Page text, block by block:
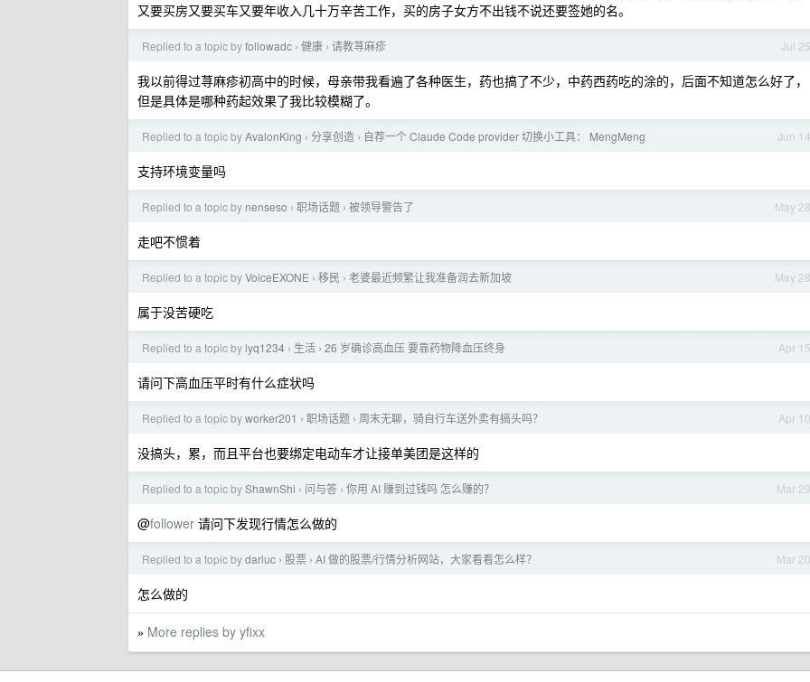
又要买房又要买车又要年收入几十万辛苦工作，买的房子女方不出钱不说还要签她的名。
Jul 25
Replied to a topic byfollowadc › 健康 › 请教荨麻疹
我以前得过荨麻疹初高中的时候，母亲带我看遍了各种医生，药也搞了不少，中药西药吃的涂的，后面不知道怎么好了，
但是具体是哪种药起效果了我比较模糊了。
Jun 14
Replied to a topic byAvalonKing › 分享创造 › 自荐一个 Claude Code provider 切换小工具： MengMeng
支持环境变量吗
May 28
Replied to a topic by nenseso › 职场话题 › 被领导警告了
走吧不惯着
May 28
Replied to a topic byVoiceEXONE › 移民 › 老婆最近频繁让我准备润去新加坡
属于没苦硬吃
Apr 15
Replied to a topic by lyq1234 › 生活 › 26 岁确诊高血压 要靠药物降血压终身
请问下高血压平时有什么症状吗
Apr 10
Replied to a topic byworker201 › 职场话题 › 周末无聊，骑自行车送外卖有搞头吗？
没搞头，累，而且平台也要绑定电动车才让接单美团是这样的
Mar 29
Replied to a topic byShawnShi › 问与答 › 你用 AI 赚到过钱吗 怎么赚的？
@follower 请问下发现行情怎么做的
Mar 20
Replied to a topic bydarluc › 股票 › AI 做的股票/行情分析网站，大家看看怎么样？
怎么做的
» More replies by yfixx